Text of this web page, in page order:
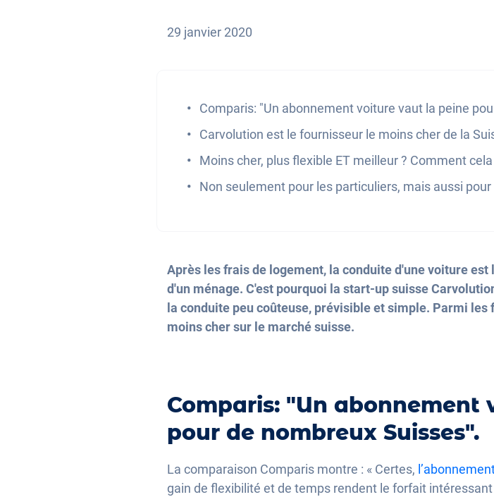
29 janvier 2020
Comparis: "Un abonnement voiture vaut la peine
Carvolution est le fournisseur le moins cher de la
Moins cher, plus flexible ET meilleur ? Comment
Non seulement pour les particuliers, mais aussi
Après les frais de logement, la conduite d'une voiture
d'un ménage. C'est pourquoi la start-up suisse
la conduite peu coûteuse, prévisible et simple. Parmi
moins cher sur le marché suisse.
Comparis: "Un
pour de nombreux Suisses".
La comparaison Comparis montre : « Certes,
gain de flexibilité et de temps rendent le forfait